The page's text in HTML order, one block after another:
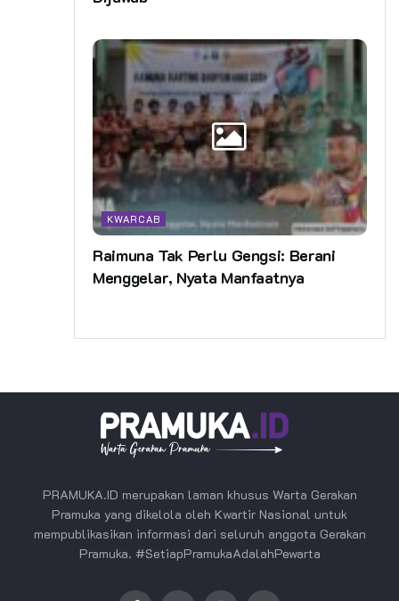
KWARCAB
Raimuna Tak Perlu Gengsi: Berani
Menggelar, Nyata Manfaatnya
PRAMUKA.ID merupakan laman khusus Warta Gerakan
Pramuka yang dikelola oleh Kwartir Nasional untuk
mempublikasikan informasi dari seluruh anggota Gerakan
Pramuka. #SetiapPramukaAdalahPewarta